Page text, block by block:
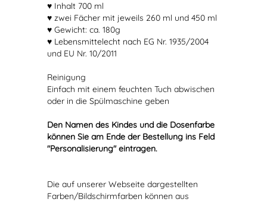
♥ Inhalt 700 ml
♥ zwei Fächer mit jeweils 260 ml und 450 ml
♥ Gewicht: ca. 180g
♥ Lebensmittelecht nach EG Nr. 1935/2004
und EU Nr. 10/2011
Reinigung
Einfach mit einem feuchten Tuch abwischen
oder in die Spülmaschine geben
Den Namen des Kindes und die Dosenfarbe
können Sie am Ende der Bestellung ins Feld
"Personalisierung" eintragen.
Die auf unserer Webseite dargestellten
Farben/Bildschirmfarben können aus